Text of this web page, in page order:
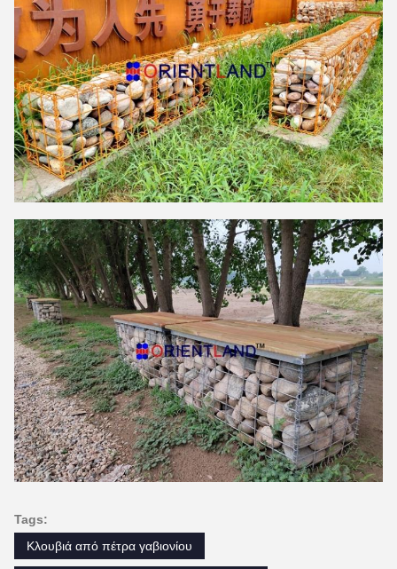
Tags:
Κλουβιά από πέτρα γαβιονίου